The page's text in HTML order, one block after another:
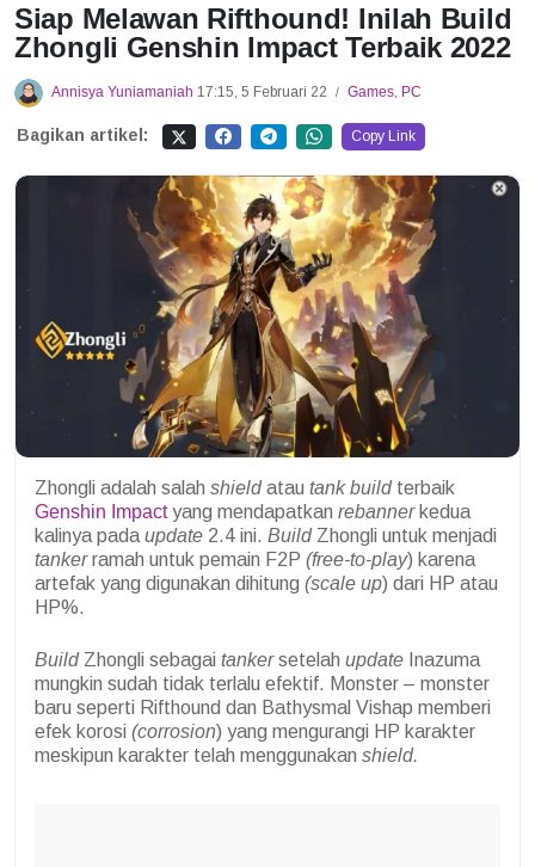
Siap Melawan Rifthound! Inilah Build
Zhongli Genshin Impact Terbaik 2022
Annisya Yuniamaniah 17:15, 5 Februari 22 / Games, PC
Bagikan artikel: Copy Link
Zhongli adalah salah shieldatau tank build terbaik
Genshin Impactyang mendapatkan rebanner kedua
kalinya pada update 2.4 ini. BuildZhongli untuk menjadi
tankerramah untuk pemain F2P (free-to-play) karena
artefak yang digunakan dihitung (scale up) dari HP atau
HP%.
BuildZhongli sebagai tankersetelah update Inazuma
mungkin sudah tidak terlalu efektif. Monster – monster
baru seperti Rifthound dan Bathysmal Vishap memberi
efek korosi (corrosion) yang mengurangi HP karakter
meskipun karakter telah menggunakan shield.